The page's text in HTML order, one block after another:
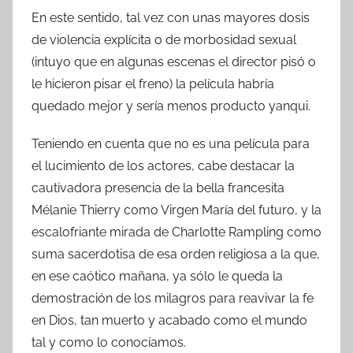
En este sentido, tal vez con unas mayores dosis
de violencia explícita o de morbosidad sexual
(intuyo que en algunas escenas el director pisó o
le hicieron pisar el freno) la película habría
quedado mejor y sería menos producto yanqui.
Teniendo en cuenta que no es una película para
el lucimiento de los actores, cabe destacar la
cautivadora presencia de la bella francesita
Mélanie Thierry como Virgen María del futuro, y la
escalofriante mirada de Charlotte Rampling como
suma sacerdotisa de esa orden religiosa a la que,
en ese caótico mañana, ya sólo le queda la
demostración de los milagros para reavivar la fe
en Dios, tan muerto y acabado como el mundo
tal y como lo conocíamos.